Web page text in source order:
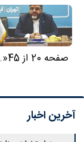
صفحه 20 از 45 «
آخرین اخبار